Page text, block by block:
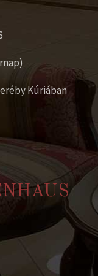
Kúriában